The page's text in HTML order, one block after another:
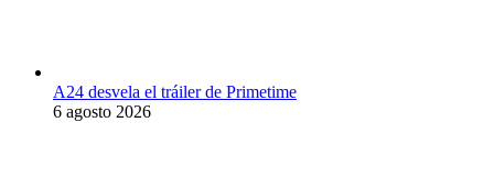
A24 desvela el tráiler de Primetime
6 agosto 2026